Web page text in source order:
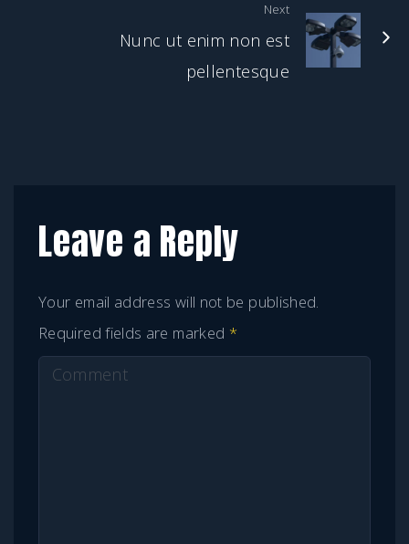
Next
Nunc ut enim non est
pellentesque
Leave a Reply
Your email address will not be published.
Required fields are marked *